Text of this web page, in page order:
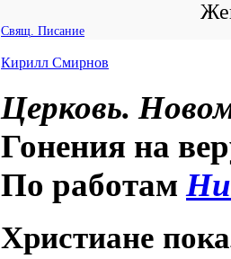
Свящ. Писание
Кирилл Смирнов
Церковь.
Гонения на
По работам
Христиане